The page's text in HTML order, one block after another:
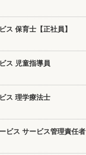
ス 保育士【正社員】
ス 児童指導員
ス 理学療法士
ビス サービス管理責任者